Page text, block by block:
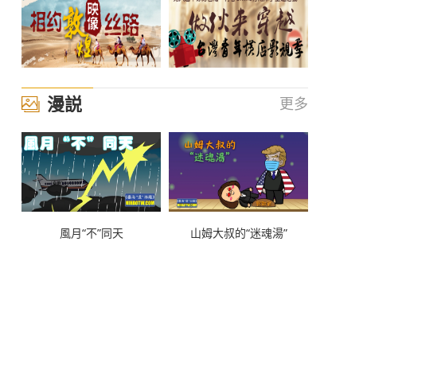
漫説 更多
風月“不”同天 山姆大叔的“迷魂湯”